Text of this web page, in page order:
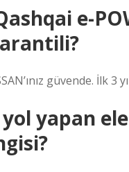
e-
güvende. İlk 3
yol yapan